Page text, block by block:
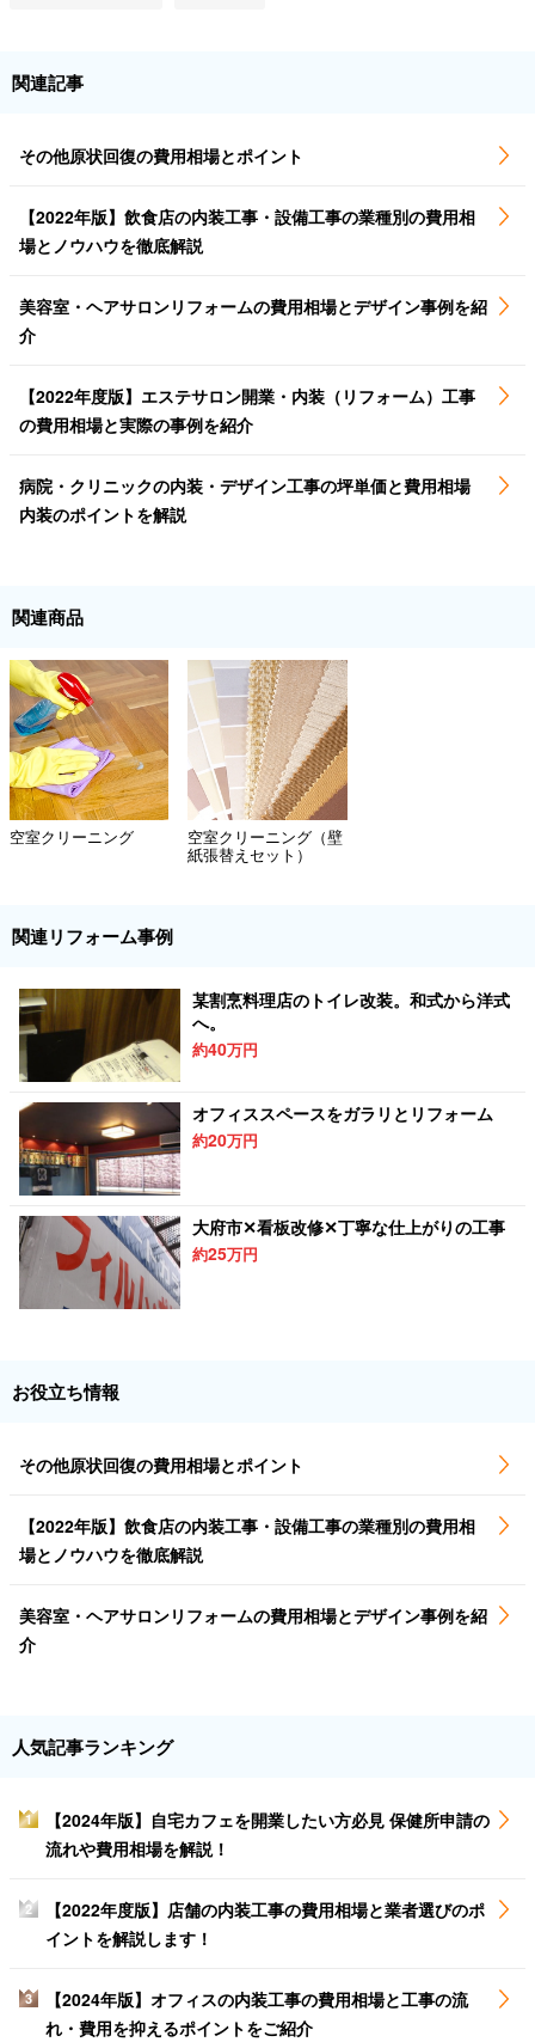
関連記事
その他原状回復の費用相場とポイント
【2022年版】飲食店の内装工事・設備工事の業種別の費用相
場とノウハウを徹底解説
美容室・ヘアサロンリフォームの費用相場とデザイン事例を紹
介
【2022年度版】エステサロン開業・内装（リフォーム）工事
の費用相場と実際の事例を紹介
病院・クリニックの内装・デザイン工事の坪単価と費用相場
内装のポイントを解説
関連商品
空室クリーニング 空室クリーニング（壁
紙張替えセット）
関連リフォーム事例
某割烹料理店のトイレ改装。和式から洋式
へ。
約40万円
オフィススペースをガラリとリフォーム
約20万円
大府市✕看板改修✕丁寧な仕上がりの工事
約25万円
お役立ち情報
その他原状回復の費用相場とポイント
【2022年版】飲食店の内装工事・設備工事の業種別の費用相
場とノウハウを徹底解説
美容室・ヘアサロンリフォームの費用相場とデザイン事例を紹
介
人気記事ランキング
1
【2024年版】自宅カフェを開業したい方必見 保健所申請の
流れや費用相場を解説！
2
【2022年度版】店舗の内装工事の費用相場と業者選びのポ
イントを解説します！
3
【2024年版】オフィスの内装工事の費用相場と工事の流
れ・費用を抑えるポイントをご紹介